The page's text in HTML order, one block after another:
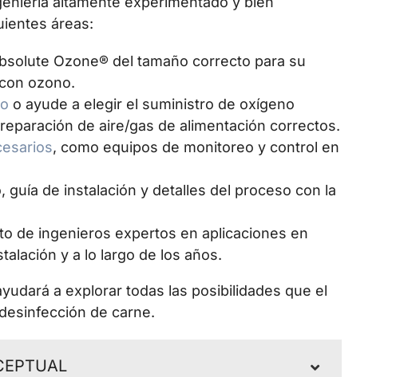
áreas:
Ozone® del tamaño correcto para su
ozono.
o ayude a elegir el suministro de oxígeno
de aire/gas de alimentación correctos.
, como equipos de monitoreo y control en
guía de instalación y detalles del proceso con la
de ingenieros expertos en aplicaciones en
y a lo largo de los años.
a explorar todas las posibilidades que el
de carne.